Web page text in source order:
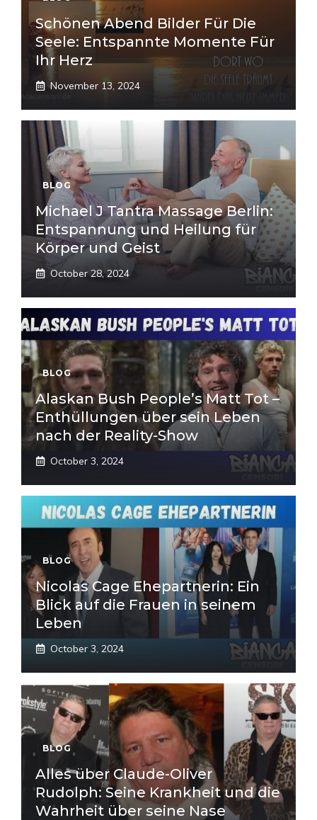
Schönen Abend Bilder Für Die
Seele: Entspannte Momente Für
Ihr Herz
November 13, 2024
BLOG
Michael J Tantra Massage Berlin:
Entspannung und Heilung für
Körper und Geist
October 28, 2024
BLOG
Alaskan Bush People’s Matt Tot –
Enthüllungen über sein Leben
nach der Reality-Show
October 3, 2024
BLOG
Nicolas Cage Ehepartnerin: Ein
Blick auf die Frauen in seinem
Leben
October 3, 2024
BLOG
Alles über Claude-Oliver
Rudolph: Seine Krankheit und die
Wahrheit über seine Nase